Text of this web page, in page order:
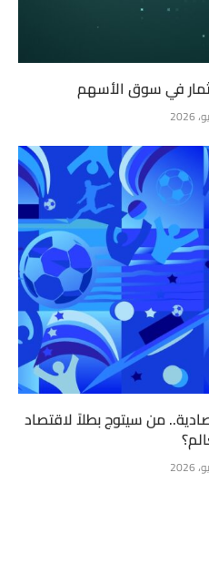
في سوق الأسهم
بعيون اقتصادية.. من سيتوج بطلاً لاقتصاد